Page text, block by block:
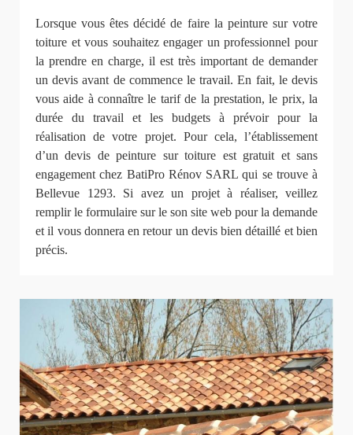
Lorsque vous êtes décidé de faire la peinture sur votre
toiture et vous souhaitez engager un professionnel pour
la prendre en charge, il est très important de demander
un devis avant de commence le travail. En fait, le devis
vous aide à connaître le tarif de la prestation, le prix, la
durée du travail et les budgets à prévoir pour la
réalisation de votre projet. Pour cela, l’établissement
d’un devis de peinture sur toiture est gratuit et sans
engagement chez BatiPro Rénov SARL qui se trouve à
Bellevue 1293. Si avez un projet à réaliser, veillez
remplir le formulaire sur le son site web pour la demande
et il vous donnera en retour un devis bien détaillé et bien
précis.